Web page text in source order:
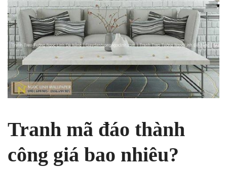
Tranh mã đáo thành
công giá bao nhiêu?